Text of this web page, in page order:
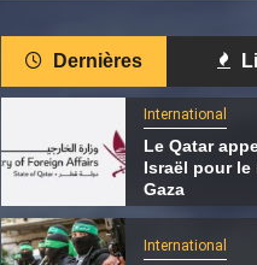
Qui
4
Il
Kuala
Dernières
International
Le Qatar
Israël pour le
Gaza
International